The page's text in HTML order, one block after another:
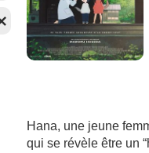
Hana, une jeune
qui se révèle être un